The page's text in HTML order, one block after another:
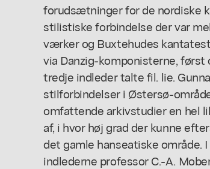
forudsætninger for de nordiske
stilistiske forbindelse der var
værker og Buxtehudes
via Danzig-komponisterne, først
tredje indleder talte fil. lie.
stilforbindelser i Østersø-
omfattende arkivstudier en hel
af, i hvor høj grad der kunne
det gamle hanseatiske område.
indlederne professor C.-A.